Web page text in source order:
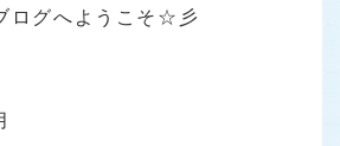
ログへようこそ☆彡